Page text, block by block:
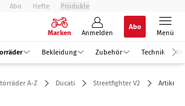
Abo Hefte Produkte
Marken Anmelden
Abo
Menü
Bekleidung Zubehör Technik
A-Z Ducati Streetfighter V2 Artikel &